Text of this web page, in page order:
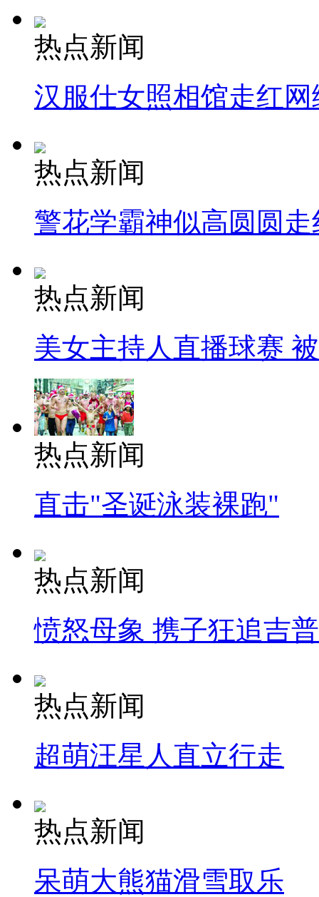
热点新闻
汉服仕女照相馆走红网
热点新闻
警花学霸神似高圆圆走
热点新闻
美女主持人直播球赛
热点新闻
直击"圣诞泳装裸跑"
热点新闻
愤怒母象 携子狂追吉
热点新闻
超萌汪星人直立行走
热点新闻
呆萌大熊猫滑雪取乐